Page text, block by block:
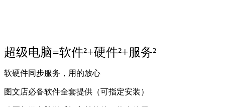
超级电脑=软件²+硬件²+服务²
软硬件同步服务，用的放心
图文店必备软件全套提供（可指定安装）